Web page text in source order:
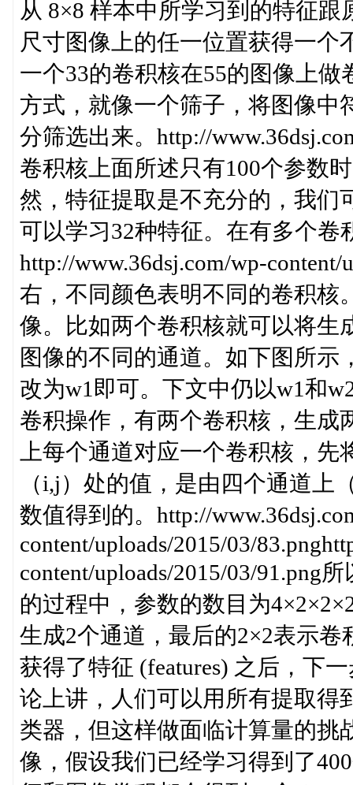
从 8×8 样本中所学习到的特征
尺寸图像上的任一位置获得一
一个33的卷积核在55的图像上
方式，就像一个筛子，将图像中
分筛选出来。http://
卷积核上面所述只有100个参数
然，特征提取是不充分的，我们
可以学习32种特征。在有多个卷
http://www.36dsj.com/wp-
右，不同颜色表明不同的卷积核
像。比如两个卷积核就可以将生
图像的不同的通道。如下图所示
改为w1即可。下文中仍以w1和
卷积操作，有两个卷积核，生成
上每个通道对应一个卷积核，
（i,j）处的值，是由四个通道
数值得到的。http://
content/uploads/2015/03/
content/uploads/2015/03/91.png
的过程中，参数的数目为
生成2个通道，最后的2×2表示卷
获得了特征 (features) 之后，下
论上讲，人们可以用所有提取得
类器，但这样做面临计算量的挑
像，假设我们已经学习得到了